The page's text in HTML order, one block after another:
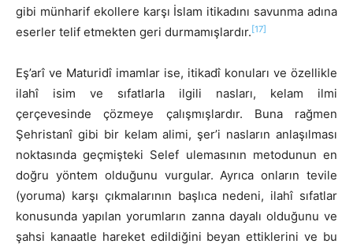
gibi münharif ekollere karşı İslam itikadını savunma adına
eserler telif etmekten geri durmamışlardır.[17]
Eş’arî ve Maturidî imamlar ise, itikadî konuları ve özellikle
ilahî isim ve sıfatlarla ilgili nasları, kelam ilmi
çerçevesinde çözmeye çalışmışlardır. Buna rağmen
Şehristanî gibi bir kelam alimi, şer’i nasların anlaşılması
noktasında geçmişteki Selef ulemasının metodunun en
doğru yöntem olduğunu vurgular. Ayrıca onların tevile
(yoruma) karşı çıkmalarının başlıca nedeni, ilahî sıfatlar
konusunda yapılan yorumların zanna dayalı olduğunu ve
şahsi kanaatle hareket edildiğini beyan ettiklerini ve bu